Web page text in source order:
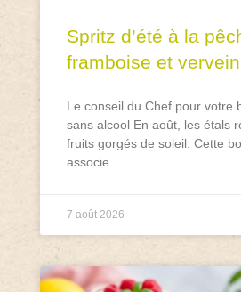
Spritz d’été à la
framboise et
Le conseil du Chef pour votre
sans alcool En août, les étals
fruits gorgés de soleil. Cette
associe
7 août 2026